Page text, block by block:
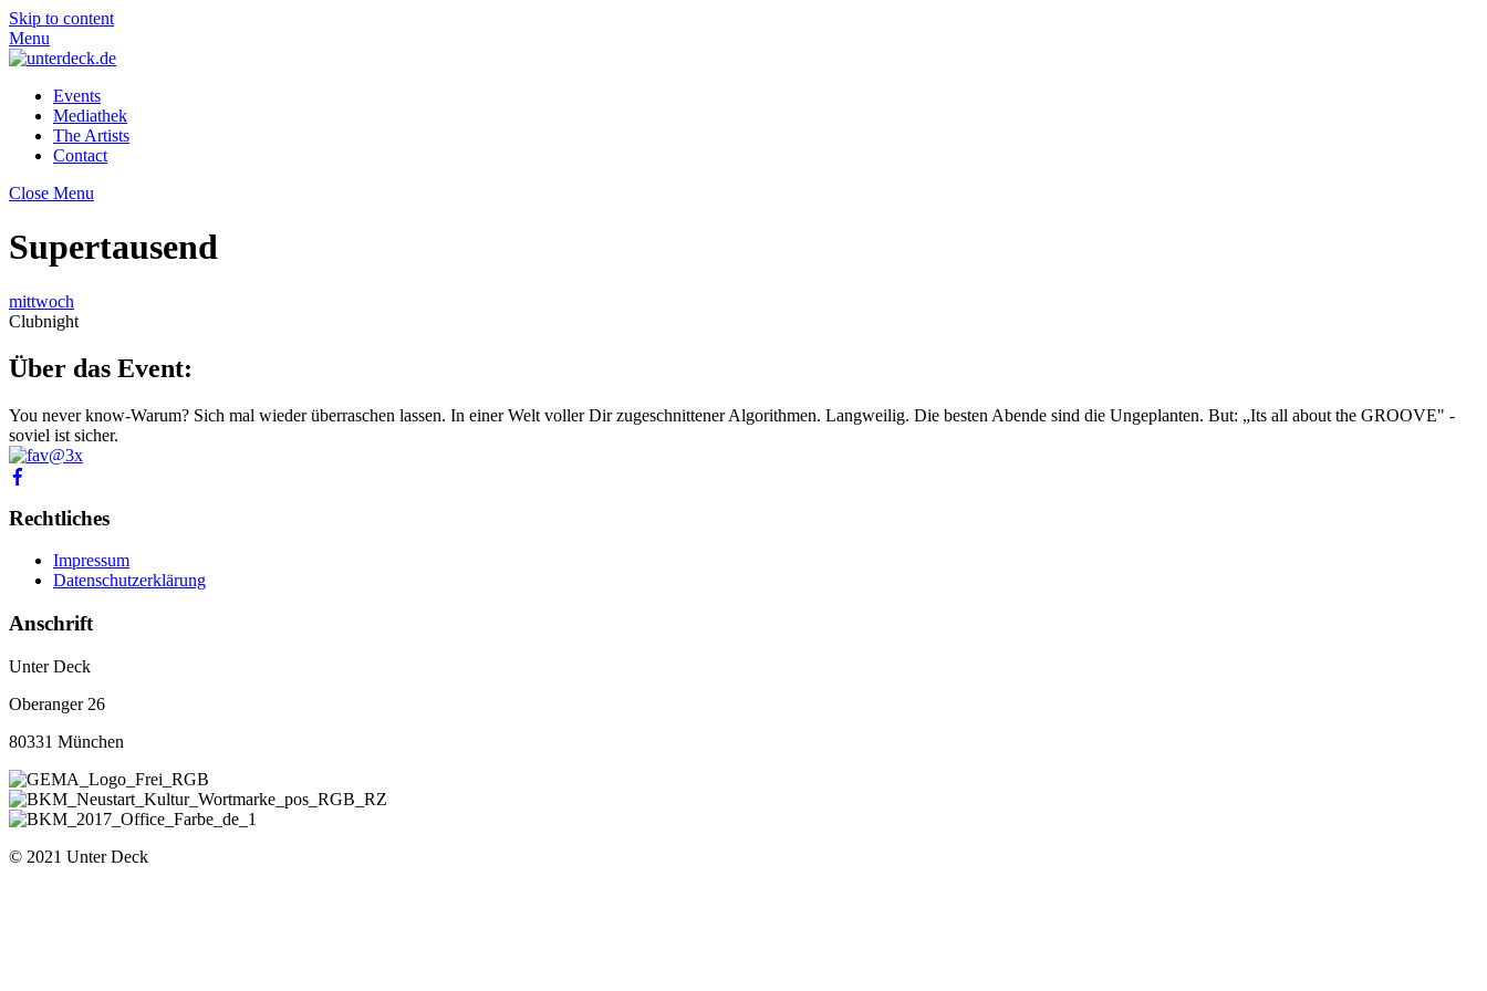
Skip to content
Menu
Events
Mediathek
The Artists
Contact
Close Menu
Supertausend
mittwoch
Clubnight
Über das Event:
You never know-Warum? Sich mal wieder überraschen lassen. In einer Welt voller Dir zugeschnittener Algorithmen. Langweilig. Die besten Abende sind die Ungeplanten. But: „Its all about the GROOVE" -
soviel ist sicher.
Rechtliches
Impressum
Datenschutzerklärung
Anschrift
Unter Deck
Oberanger 26
80331 München
© 2021 Unter Deck